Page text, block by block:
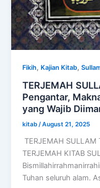
Fikih, Kajian Kitab,
TERJEMAH
Pengantar,
yang Wajib
kitab /August 21, 2025
TERJEMAH SULLAM
TERJEMAH KITAB
Tuhan seluruh alam.